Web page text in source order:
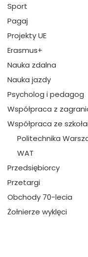
Sport
Pagaj
Projekty UE
Erasmus+
Nauka zdalna
Nauka jazdy
Psycholog i pedagog
Współpraca z
Współpraca ze
Politechnika
WAT
Przedsiębiorcy
Przetargi
Obchody 70-lecia
Żołnierze wyklęci